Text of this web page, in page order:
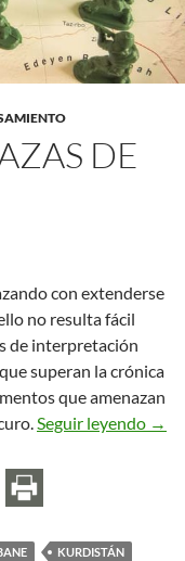
DE
con extenderse
no resulta fácil
de interpretación
superan la crónica
que amenazan
Seguir leyendo →
KURDISTÁN